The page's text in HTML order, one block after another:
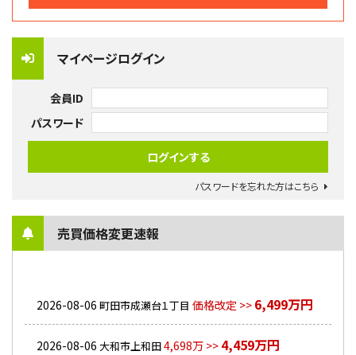
マイページログイン
会員ID
パスワード
パスワードを忘れた方はこちら
売買価格変更速報
2026-08-06 町田市成瀬台１丁目 価格改定 >> 6,499万円
2026-08-06 大和市上和田4,698万 >> 4,459万円